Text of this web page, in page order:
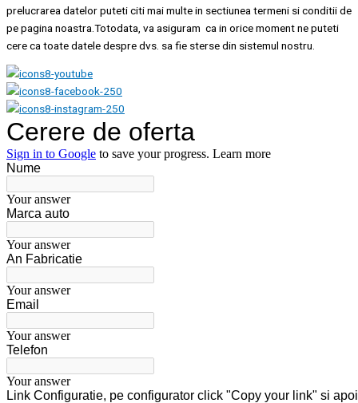
prelucrarea datelor puteti citi mai multe in sectiunea termeni si conditii de
pe pagina noastra.Totodata, va asiguram ca in orice moment ne puteti
cere ca toate datele despre dvs. sa fie sterse din sistemul nostru.